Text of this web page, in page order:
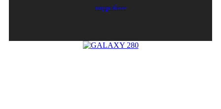
подробнее